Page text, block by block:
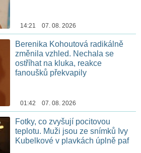
14:21 07. 08. 2026
Berenika Kohoutová radikálně
změnila vzhled. Nechala se
ostříhat na kluka, reakce
fanoušků překvapily
01:42 07. 08. 2026
Fotky, co zvyšují pocitovou
teplotu. Muži jsou ze snímků Ivy
Kubelkové v plavkách úplně paf